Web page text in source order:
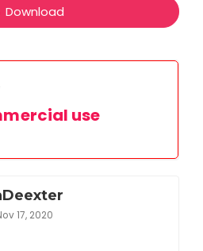
Download
use
17, 2020